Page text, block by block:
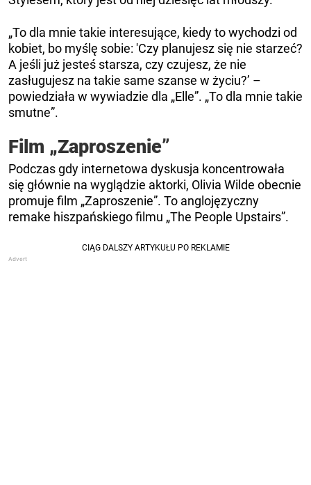
„To dla mnie takie interesujące, kiedy to wychodzi od
kobiet, bo myślę sobie: 'Czy planujesz się nie starzeć?
A jeśli już jesteś starsza, czy czujesz, że nie
zasługujesz na takie same szanse w życiu?’ –
powiedziała w wywiadzie dla „Elle”. „To dla mnie takie
smutne”.
Film „Zaproszenie”
Podczas gdy internetowa dyskusja koncentrowała
się głównie na wyglądzie aktorki, Olivia Wilde obecnie
promuje film „Zaproszenie”. To anglojęzyczny
remake hiszpańskiego filmu „The People Upstairs”.